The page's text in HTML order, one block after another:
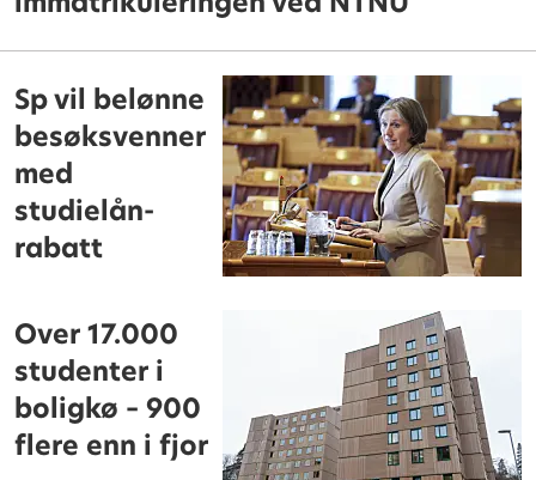
Sp vil belønne
besøksvenner
med
studielån-
rabatt
Over 17.000
studenter i
boligkø – 900
flere enn i fjor